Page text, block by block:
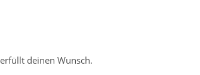
erfüllt deinen Wunsch.